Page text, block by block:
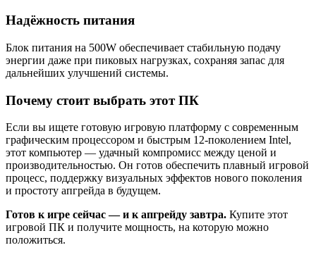
Надёжность питания
Блок питания на 500W обеспечивает стабильную подачу
энергии даже при пиковых нагрузках, сохраняя запас для
дальнейших улучшений системы.
Почему стоит выбрать этот ПК
Если вы ищете готовую игровую платформу с современным
графическим процессором и быстрым 12‑поколением Intel,
этот компьютер — удачный компромисс между ценой и
производительностью. Он готов обеспечить плавный игровой
процесс, поддержку визуальных эффектов нового поколения
и простоту апгрейда в будущем.
Готов к игре сейчас — и к апгрейду завтра. Купите этот
игровой ПК и получите мощность, на которую можно
положиться.